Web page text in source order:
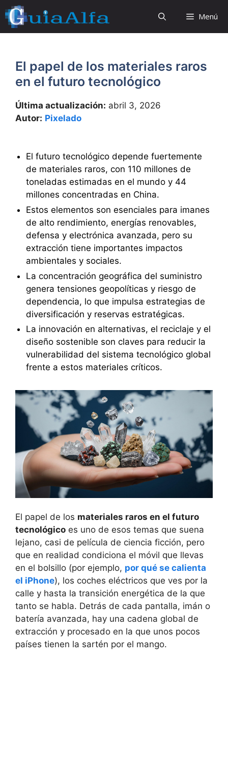
Saltar
al
contenido
Menú
El papel de los materiales raros
en el futuro tecnológico
Última actualización: abril 3, 2026
Autor: Pixelado
El futuro tecnológico depende fuertemente
de materiales raros, con 110 millones de
toneladas estimadas en el mundo y 44
millones concentradas en China.
Estos elementos son esenciales para imanes
de alto rendimiento, energías renovables,
defensa y electrónica avanzada, pero su
extracción tiene importantes impactos
ambientales y sociales.
La concentración geográfica del suministro
genera tensiones geopolíticas y riesgo de
dependencia, lo que impulsa estrategias de
diversificación y reservas estratégicas.
La innovación en alternativas, el reciclaje y el
diseño sostenible son claves para reducir la
vulnerabilidad del sistema tecnológico global
frente a estos materiales críticos.
El papel de los materiales raros en el futuro
tecnológico es uno de esos temas que suena
lejano, casi de película de ciencia ficción, pero
que en realidad condiciona el móvil que llevas
en el bolsillo (por ejemplo, por qué se calienta
el iPhone), los coches eléctricos que ves por la
calle y hasta la transición energética de la que
tanto se habla. Detrás de cada pantalla, imán o
batería avanzada, hay una cadena global de
extracción y procesado en la que unos pocos
países tienen la sartén por el mango.